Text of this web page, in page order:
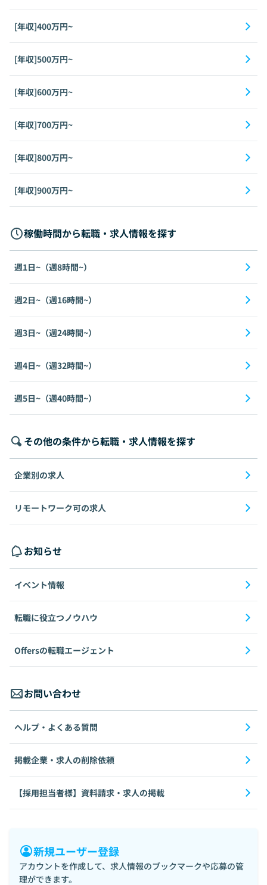
[年収]400万円~
[年収]500万円~
[年収]600万円~
[年収]700万円~
[年収]800万円~
[年収]900万円~
稼働時間から転職・求人情報を探す
週1日~（週8時間~）
週2日~（週16時間~）
週3日~（週24時間~）
週4日~（週32時間~）
週5日~（週40時間~）
その他の条件から転職・求人情報を探す
企業別の求人
リモートワーク可の求人
お知らせ
イベント情報
転職に役立つノウハウ
Offersの転職エージェント
お問い合わせ
ヘルプ・よくある質問
掲載企業・求人の削除依頼
【採用担当者様】資料請求・求人の掲載
新規ユーザー登録
アカウントを作成して、求人情報のブックマークや応募の管
理ができます。